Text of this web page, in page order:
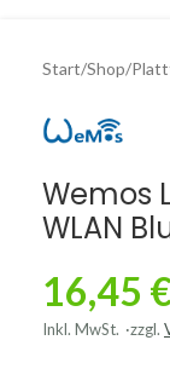
Start/Shop/
Wemos
WLAN
16,45
Inkl. MwSt. zzgl.